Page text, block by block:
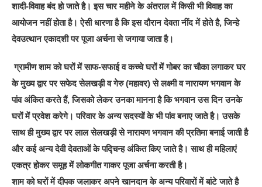
शादी-विवाह बंद हो जाते है। इस चार महीने के अंतराल में किसी भी विवाह का
आयोजन नहीं होता है। ऐसी धारणा है कि इस दौरान देवता नींद में होते है, जिन्हे
देवउत्थान एकादशी पर पूजा अर्चना से जगाया जाता है।
ग्रामीण शाम को घरों में साफ-सफाई व कच्चे घरों में गोबर का चौका लगाकर घर
के मुख्य द्वार पर सफेद सेलखड़ी व गेरु (महावर) से लक्ष्मी व नारायण भगवान के
पांव अंकित करते हैं, जिसको लेकर उनका मानना है कि भगवान उस दिन उनके
घरों में प्रवेश करेगे। परिवार के अन्य सदस्यों के भी पांव बनाए जाते है। उसके
साथ ही मुख्य द्वार पर लाल सेलखड़ी से नारायण भगवान की प्रतिमा बनाई जाती है
और कई अन्य देवी देवताओं के पद्चिन्ह अंकित किए जाते है। साथ ही महिलाएं
एकत्र होकर समूह में लोकगीत गाकर पूजा अर्चना करती है।
शाम को घरों में दीपक जलाकर अपने खानदान के अन्य परिवारों में बांटे जाते है